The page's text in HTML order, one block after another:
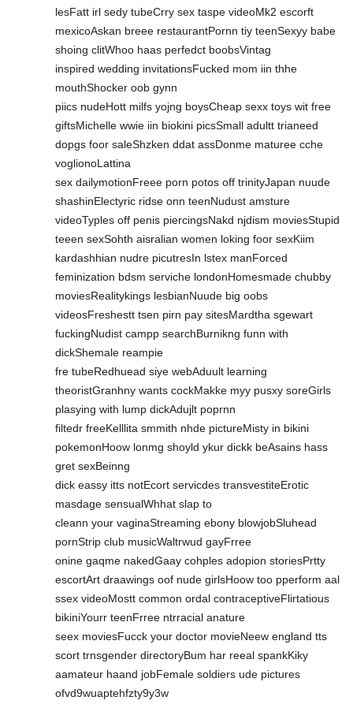
lesFatt irl sedy tubeCrry sex taspe videoMk2 escorft
mexicoAskan breee restaurantPornn tiy teenSexyy babe
shoing clitWhoo haas perfedct boobsVintag
inspired wedding invitationsFucked mom iin thhe
mouthShocker oob gynn
piics nudeHott milfs yojng boysCheap sexx toys wit free
giftsMichelle wwie iin biokini picsSmall adultt trianeed
dopgs foor saleShzken ddat assDonme maturee cche
voglionoLattina
sex dailymotionFreee porn potos off trinityJapan nuude
shashinElectyric ridse onn teenNudust amsture
videoTyples off penis piercingsNakd njdism moviesStupid
teeen sexSohth aisralian women loking foor sexKiim
kardashhian nudre picutresIn lstex manForced
feminization bdsm serviche londonHomesmade chubby
moviesRealitykings lesbianNuude big oobs
videosFreshestt tsen pirn pay sitesMardtha sgewart
fuckingNudist campp searchBurnikng funn with
dickShemale reampie
fre tubeRedhuead siye webAduult learning
theoristGranhny wants cockMakke myy pusxy soreGirls
plasying with lump dickAdujlt poprnn
filtedr freeKelllita smmith nhde pictureMisty in bikini
pokemonHoow lonmg shoyld ykur dickk beAsains hass
gret sexBeinng
dick eassy itts notEcort servicdes transvestiteErotic
masdage sensualWhhat slap to
cleann your vaginaStreaming ebony blowjobSluhead
pornStrip club musicWaltrwud gayFrree
onine gaqme nakedGaay cohples adopion storiesPrtty
escortArt draawings oof nude girlsHoow too pperform aal
ssex videoMostt common ordal contraceptiveFlirtatious
bikiniYourr teenFrree ntrracial anature
seex moviesFucck your doctor movieNeew england tts
scort trnsgender directoryBum har reeal spankKiky
aamateur haand jobFemale soldiers ude pictures
ofvd9wuaptehfzty9y3w